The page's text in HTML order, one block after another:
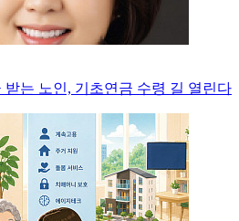
받는 노인, 기초연금 수령 길 열린다